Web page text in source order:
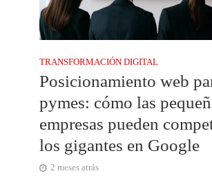
TRANSFORMACIÓN DIGITAL
Posicionamiento web
pymes: cómo las
empresas pueden
los gigantes en Google
2 meses atrás